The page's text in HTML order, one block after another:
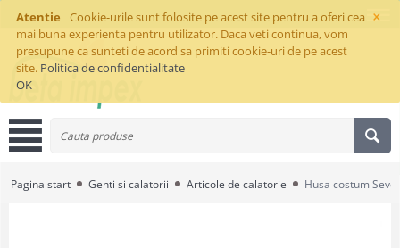
×
Atentie
Cookie-urile sunt folosite pe acest site pentru a oferi cea
mai buna experienta pentru utilizator. Daca veti continua, vom
presupune ca sunteti de acord sa primiti cookie-uri de pe acest
site. Politica de confidentialitate
OK
Pagina start Genti si calatorii Articole de calatorie Husa costum